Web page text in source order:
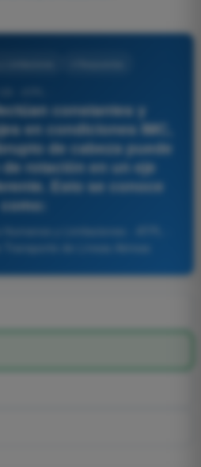
constantes y
en condiciones IMC,
de cabeza puede
rotación en un eje
Esto se conoce
como:
y Limitaciones - ATPL -